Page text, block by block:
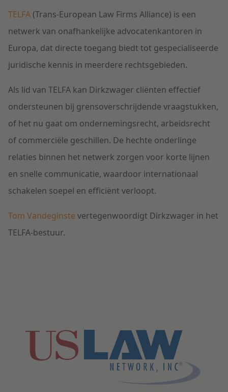
TELFA (Trans-European Law Firms Alliance) is een
netwerk van onafhankelijke advocatenkantoren in
Europa, dat directe toegang biedt tot gespecialiseerde
juridische kennis in meerdere rechtsgebieden.
Als lid van TELFA kan Dirkzwager cliënten effectief
ondersteunen bij grensoverschrijdende vraagstukken,
of het nu gaat om ondernemingsrecht, arbeidsrecht
of commerciële geschillen. De hechte onderlinge
relaties binnen het netwerk zorgen voor korte lijnen
en snelle communicatie, waardoor internationaal
schakelen soepel en efficiënt verloopt.
Tom Vandeginste vertegenwoordigt Dirkzwager in het
TELFA-bestuur.